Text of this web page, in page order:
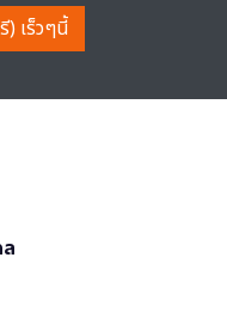
เร็วๆนี้